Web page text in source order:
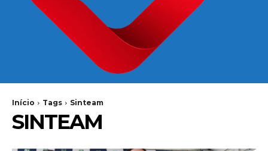
Início Tags Sinteam
SINTEAM